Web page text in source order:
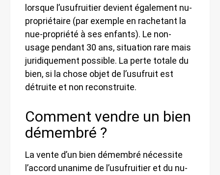
lorsque l’usufruitier devient également nu-
propriétaire (par exemple en rachetant la
nue-propriété à ses enfants). Le non-
usage pendant 30 ans, situation rare mais
juridiquement possible. La perte totale du
bien, si la chose objet de l’usufruit est
détruite et non reconstruite.
Comment vendre un bien
démembré ?
La vente d’un bien démembré nécessite
l’accord unanime de l’usufruitier et du nu-